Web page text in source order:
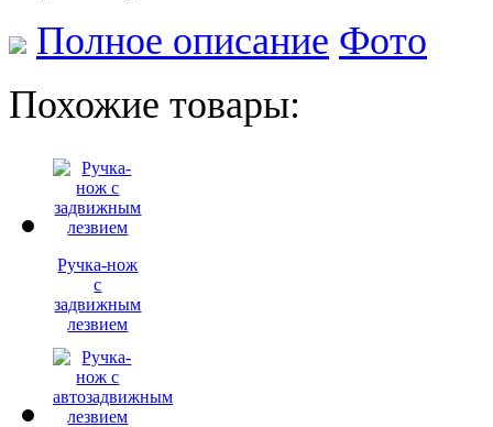
Полное описание Фото
Похожие товары:
Ручка-нож
с
задвижным
лезвием